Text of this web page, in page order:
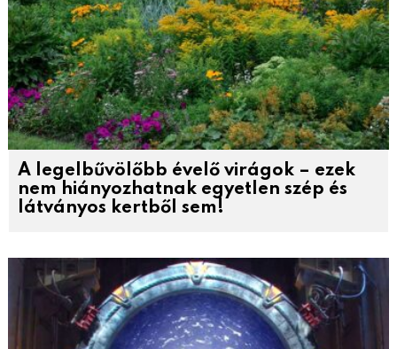
A legelbűvölőbb évelő virágok – ezek
nem hiányozhatnak egyetlen szép és
látványos kertből sem!